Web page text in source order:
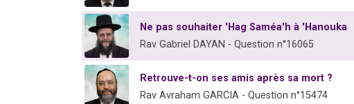
Ne pas souhaiter 'Hag Saméa'h à 'Hanouka
Rav Gabriel DAYAN - Question n°16065
Retrouve-t-on ses amis après sa mort ?
Rav Avraham GARCIA - Question n°15474